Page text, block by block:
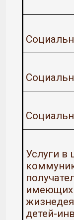
Услуги в
имеющих
детей-